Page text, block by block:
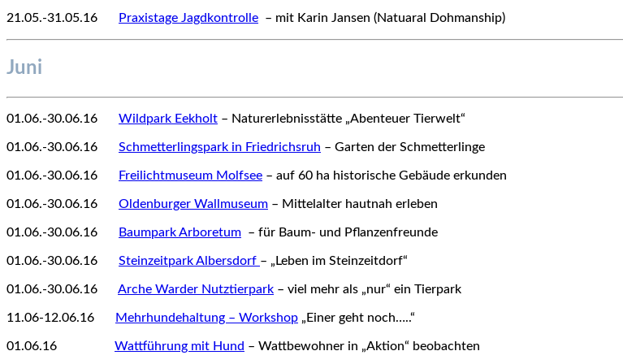
21.05.-31.05.16 Praxistage Jagdkontrolle – mit Karin Jansen (Natuaral Dohmanship)
Juni
01.06.-30.06.16 Wildpark Eekholt – Naturerlebnisstätte „Abenteuer Tierwelt“
01.06.-30.06.16 Schmetterlingspark in Friedrichsruh – Garten der Schmetterlinge
01.06.-30.06.16 Freilichtmuseum Molfsee – auf 60 ha historische Gebäude erkunden
01.06.-30.06.16 Oldenburger Wallmuseum – Mittelalter hautnah erleben
01.06.-30.06.16 Baumpark Arboretum – für Baum- und Pflanzenfreunde
01.06.-30.06.16 Steinzeitpark Albersdorf – „Leben im Steinzeitdorf“
01.06.-30.06.16 Arche Warder Nutztierpark – viel mehr als „nur“ ein Tierpark
11.06-12.06.16 Mehrhundehaltung – Workshop „Einer geht noch…..“
01.06.16 Wattführung mit Hund – Wattbewohner in „Aktion“ beobachten